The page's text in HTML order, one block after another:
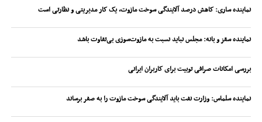
نماینده ساری: کاهش درصد آلایندگی سوخت مازوت، یک کار مدیریتی و نظارتی است
نماینده سقز و بانه: مجلس نباید نسبت به مازوت‌سوزی بی‌تفاوت باشد
بررسی امکانات صرافی توبیت برای کاربران ایرانی
نماینده سلماس: وزارت نفت باید آلایندگی سوخت مازوت را به صفر برساند